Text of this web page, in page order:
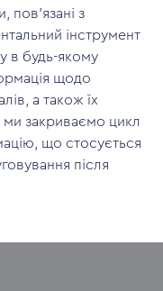
пов'язані з
інструмент
в будь-якому
щодо
а також їх
ми закриваємо цикл
що стосується
після